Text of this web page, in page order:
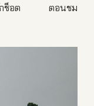
ซ่สักช็อต ตอนชม